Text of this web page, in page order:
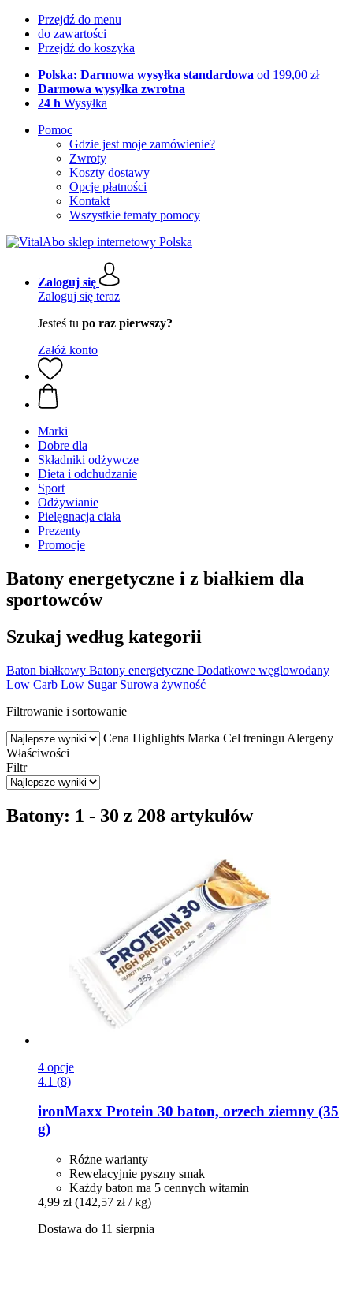
Przejdź do menu
do zawartości
Przejdź do koszyka
Polska: Darmowa wysyłka standardowa od 199,00 zł
Darmowa wysyłka zwrotna
24 h Wysyłka
Pomoc
Gdzie jest moje zamówienie?
Zwroty
Koszty dostawy
Opcje płatności
Kontakt
Wszystkie tematy pomocy
Zaloguj się
Zaloguj się teraz
Jesteś tu po raz pierwszy?
Załóż konto
Marki
Dobre dla
Składniki odżywcze
Dieta i odchudzanie
Sport
Odżywianie
Pielęgnacja ciała
Prezenty
Promocje
Batony energetyczne i z białkiem dla
sportowców
Szukaj według kategorii
Baton białkowy Batony energetyczne Dodatkowe węglowodany
Low Carb Low Sugar Surowa żywność
Filtrowanie i sortowanie
Cena Highlights Marka Cel treningu Alergeny
Właściwości
Filtr
Batony: 1 - 30 z 208 artykułów
4 opcje
4.1 (8)
ironMaxx Protein 30 baton, orzech ziemny (35
g)
Różne warianty
Rewelacyjnie pyszny smak
Każdy baton ma 5 cennych witamin
4,99 zł (142,57 zł / kg)
Dostawa do 11 sierpnia